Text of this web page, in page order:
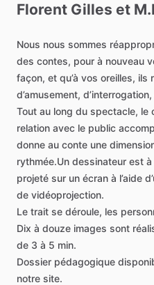
Florent Gilles et
Nous nous sommes
des contes, pour à nouveau
façon, et qu’à vos oreilles, ils
d’amusement, d’interrogation,
Tout au long du spectacle, le
relation avec le public
donne au conte une
rythmée.Un dessinateur est à
projeté sur un écran à l’aide
de vidéoprojection.
Le trait se déroule, les
Dix à douze images sont
de 3 à 5 min.
Dossier pédagogique
notre site.